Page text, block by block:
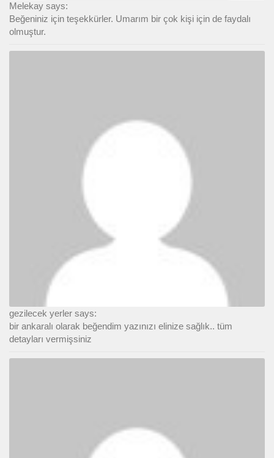
Melekay says:
Beğeniniz için teşekkürler. Umarım bir çok kişi için de faydalı
olmuştur.
gezilecek yerler says:
bir ankaralı olarak beğendim yazınızı elinize sağlık.. tüm
detayları vermişsiniz